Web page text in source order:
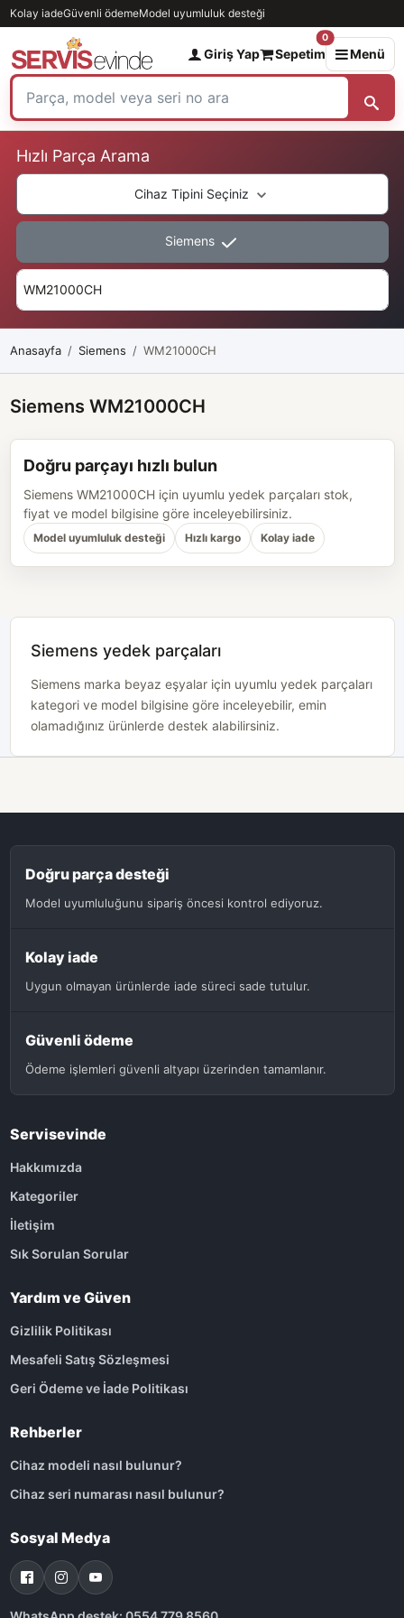
Kolay iadeGüvenli ödemeModel uyumluluk desteği
Giriş Yap Sepetim
0
Menü
Hızlı Parça Arama
Cihaz Tipini Seçiniz
Siemens
Anasayfa Siemens WM21000CH
Siemens WM21000CH
Doğru parçayı hızlı bulun
Siemens WM21000CH için uyumlu yedek parçaları stok,
fiyat ve model bilgisine göre inceleyebilirsiniz.
Model uyumluluk desteği Hızlı kargo Kolay iade
Siemens yedek parçaları
Siemens marka beyaz eşyalar için uyumlu yedek parçaları
kategori ve model bilgisine göre inceleyebilir, emin
olamadığınız ürünlerde destek alabilirsiniz.
Doğru parça desteği
Model uyumluluğunu sipariş öncesi kontrol ediyoruz.
Kolay iade
Uygun olmayan ürünlerde iade süreci sade tutulur.
Güvenli ödeme
Ödeme işlemleri güvenli altyapı üzerinden tamamlanır.
Servisevinde
Hakkımızda
Kategoriler
İletişim
Sık Sorulan Sorular
Yardım ve Güven
Gizlilik Politikası
Mesafeli Satış Sözleşmesi
Geri Ödeme ve İade Politikası
Rehberler
Cihaz modeli nasıl bulunur?
Cihaz seri numarası nasıl bulunur?
Sosyal Medya